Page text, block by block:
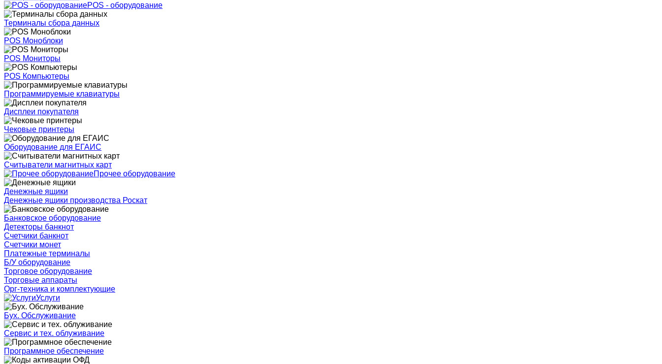
POS - оборудование
Терминалы сбора данных
POS Моноблоки
POS Мониторы
POS Компьютеры
Программируемые клавиатуры
Дисплеи покупателя
Чековые принтеры
Оборудование для ЕГАИС
Считыватели магнитных карт
Прочее оборудование
Денежные ящики
Денежные ящики производства Роскат
Банковское оборудование
Детекторы банкнот
Счетчики банкнот
Счетчики монет
Платежные терминалы
Б/У оборудование
Торговое оборудование
Торговые аппараты
Орг-техника и комплектующие
Услуги
Бух. Обслуживание
Сервис и тех. облуживание
Программное обеспечение